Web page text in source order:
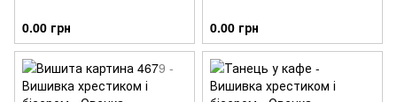
0.00 грн 0.00 грн